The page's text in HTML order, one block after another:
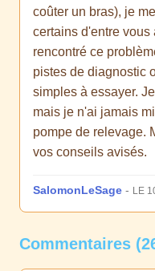
coûter un bras), je
certains d'entre vous
rencontré ce
pistes de diagnostic
simples à essayer.
mais je n'ai jamais
pompe de relevage.
vos conseils avisés.
SalomonLeSage - LE
Commentaires